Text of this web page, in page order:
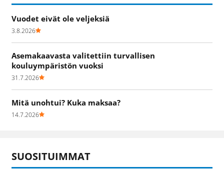
Vuodet eivät ole veljeksiä
3.8.2026
Asemakaavasta valitettiin turvallisen
kouluympäristön vuoksi
31.7.2026
Mitä unohtui? Kuka maksaa?
14.7.2026
SUOSITUIMMAT